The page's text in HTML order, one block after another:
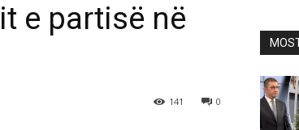
e partisë në
0
141